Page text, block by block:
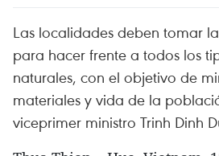
Las localidades deben tomar
para hacer frente a todos los
naturales, con el objetivo de
materiales y vida de la
viceprimer ministro Trinh Dinh